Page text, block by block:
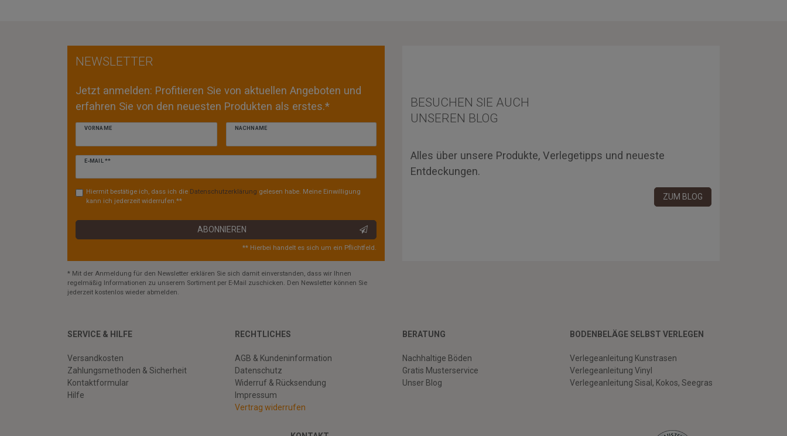
NEWSLETTER
Jetzt anmelden: Profitieren Sie von aktuellen Angeboten und
erfahren Sie von den neuesten Produkten als erstes.*
VORNAME NACHNAME
E-MAIL **
Newsletter
Hiermit bestätige ich, dass ich die Daten­schutz­erklärung gelesen habe. Meine Einwilligung
kann ich jederzeit widerrufen.**
ABONNIEREN
** Hierbei handelt es sich um ein Pflichtfeld.
BESUCHEN SIE AUCH
UNSEREN BLOG
Alles über unsere Produkte, Verlegetipps und neueste
Entdeckungen.
ZUM BLOG
* Mit der Anmeldung für den Newsletter erklären Sie sich damit einverstanden, dass wir Ihnen
regelmäßig Informationen zu unserem Sortiment per E-Mail zuschicken. Den Newsletter können Sie
jederzeit kostenlos wieder abmelden.
SERVICE & HILFE
Versandkosten
Zahlungsmethoden & Sicherheit
Kontaktformular
Hilfe
RECHTLICHES
AGB & Kundeninformation
Datenschutz
Widerruf & Rücksendung
Impressum
Vertrag widerrufen
BERATUNG
Nachhaltige Böden
Gratis Musterservice
Unser Blog
BODENBELÄGE SELBST VERLEGEN
Verlegeanleitung Kunstrasen
Verlegeanleitung Vinyl
Verlegeanleitung Sisal, Kokos, Seegras